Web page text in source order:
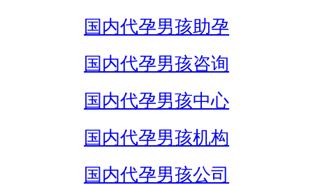
国内代孕男孩助孕
国内代孕男孩咨询
国内代孕男孩中心
国内代孕男孩机构
国内代孕男孩公司